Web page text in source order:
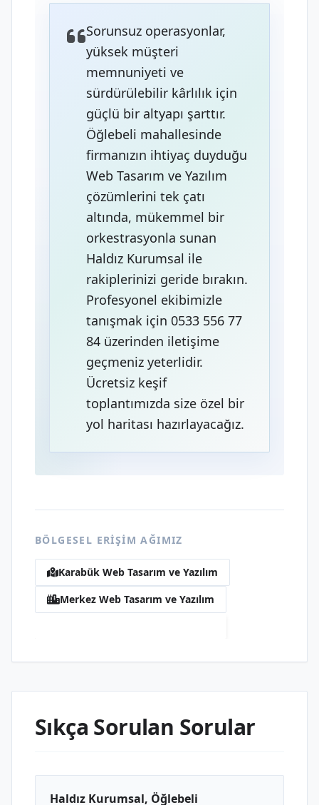
Sorunsuz operasyonlar,
yüksek müşteri
memnuniyeti ve
sürdürülebilir kârlılık için
güçlü bir altyapı şarttır.
Öğlebeli mahallesinde
firmanızın ihtiyaç duyduğu
Web Tasarım ve Yazılım
çözümlerini tek çatı
altında, mükemmel bir
orkestrasyonla sunan
Haldız Kurumsal ile
rakiplerinizi geride bırakın.
Profesyonel ekibimizle
tanışmak için 0533 556 77
84 üzerinden iletişime
geçmeniz yeterlidir.
Ücretsiz keşif
toplantımızda size özel bir
yol haritası hazırlayacağız.
BÖLGESEL ERIŞIM AĞIMIZ
Karabük Web Tasarım ve Yazılım
Merkez Web Tasarım ve Yazılım
Sıkça Sorulan Sorular
Haldız Kurumsal, Öğlebeli